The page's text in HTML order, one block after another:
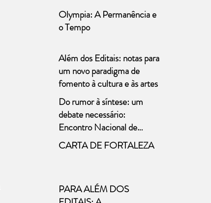
Olympia: A Permanência e
o Tempo
Além dos Editais: notas para
um novo paradigma de
fomento à cultura e às artes
Do rumor à síntese: um
debate necessário:
Encontro Nacional de
Políticas para o Teatro
CARTA DE FORTALEZA
PARA ALÉM DOS